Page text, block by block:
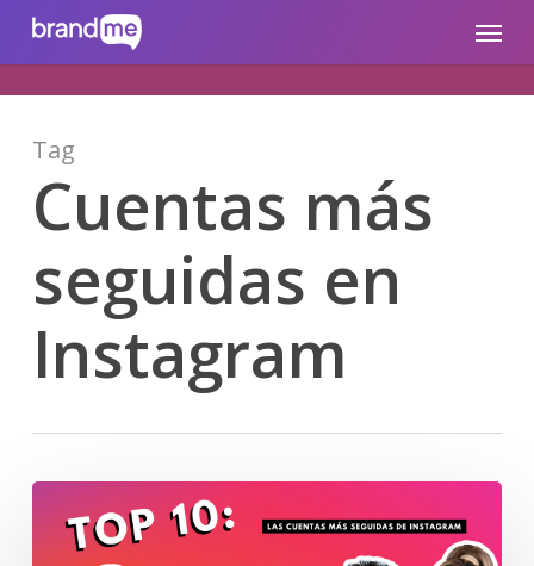
brandme.la Menu
Tag
Cuentas más
seguidas en
Instagram